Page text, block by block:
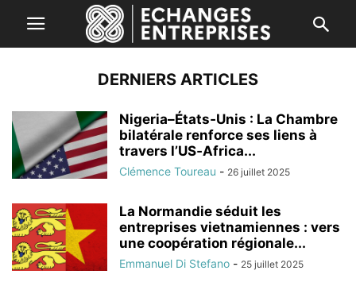
DERNIERS ARTICLES
Nigeria–États‑Unis : La Chambre
bilatérale renforce ses liens à
travers l’US‑Africa...
Clémence Toureau - 26 juillet 2025
La Normandie séduit les
entreprises vietnamiennes : vers
une coopération régionale...
Emmanuel Di Stefano - 25 juillet 2025